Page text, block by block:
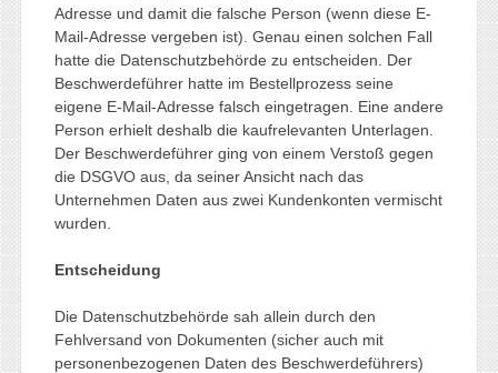
Adresse und damit die falsche Person (wenn diese E-
Mail-Adresse vergeben ist). Genau einen solchen Fall
hatte die Datenschutzbehörde zu entscheiden. Der
Beschwerdeführer hatte im Bestellprozess seine
eigene E-Mail-Adresse falsch eingetragen. Eine andere
Person erhielt deshalb die kaufrelevanten Unterlagen.
Der Beschwerdeführer ging von einem Verstoß gegen
die DSGVO aus, da seiner Ansicht nach das
Unternehmen Daten aus zwei Kundenkonten vermischt
wurden.
Entscheidung
Die Datenschutzbehörde sah allein durch den
Fehlversand von Dokumenten (sicher auch mit
personenbezogenen Daten des Beschwerdeführers)